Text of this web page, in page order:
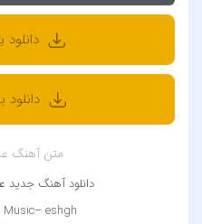
دانلود
دانلود
متن آهنگ
دانلود آهنگ جدید
eshgh